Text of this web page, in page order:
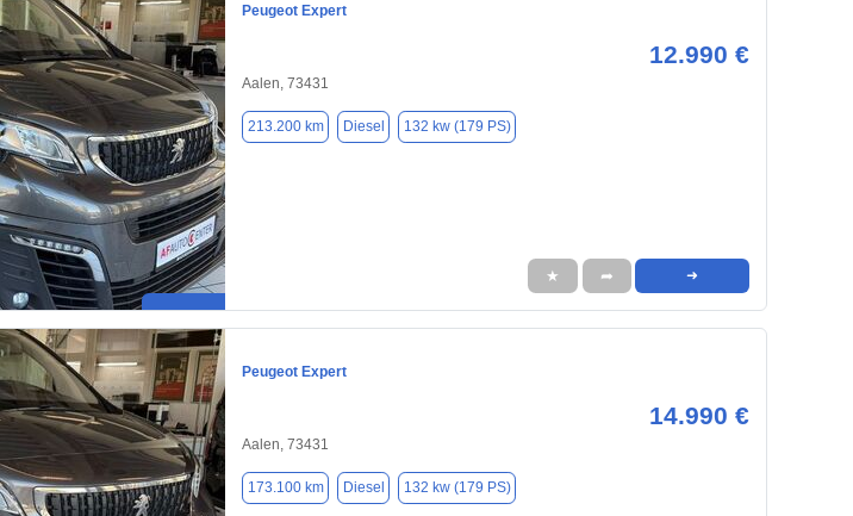
Peugeot Expert
12.990 €
Aalen, 73431
213.200 km Diesel 132 kw (179 PS)
★ ➦ ➜
Peugeot Expert
14.990 €
Aalen, 73431
173.100 km Diesel 132 kw (179 PS)